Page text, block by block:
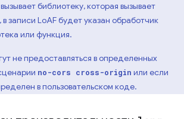
библиотеку, которая вызывает
записи LoAF будет указан обработчик
или функция.
не предоставляться в определенных
no-cors cross-origin или если
в пользовательском коде.